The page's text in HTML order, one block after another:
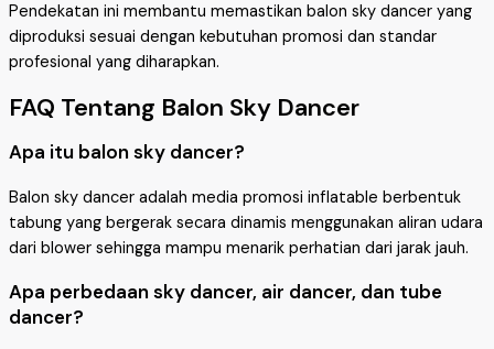
Pendekatan ini membantu memastikan balon sky dancer yang
diproduksi sesuai dengan kebutuhan promosi dan standar
profesional yang diharapkan.
FAQ Tentang Balon Sky Dancer
Apa itu balon sky dancer?
Balon sky dancer adalah media promosi inflatable berbentuk
tabung yang bergerak secara dinamis menggunakan aliran udara
dari blower sehingga mampu menarik perhatian dari jarak jauh.
Apa perbedaan sky dancer, air dancer, dan tube
dancer?